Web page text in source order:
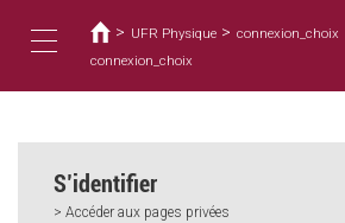
contenu
Toggle
navigation
êtes
ici
> UFR Physique > connexion_choix
connexion_choix
S’identifier
> Accéder aux pages privées